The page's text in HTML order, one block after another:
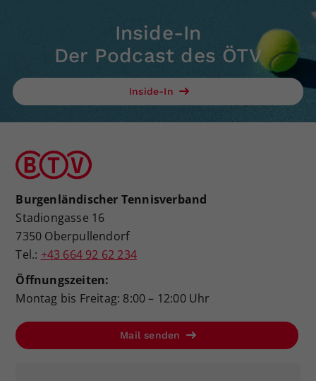
Inside-In
Der Podcast des ÖTV
Inside-In
Burgenländischer Tennisverband
Stadiongasse 16
7350 Oberpullendorf
Tel.: +43 664 92 62 234
Öffnungszeiten:
Montag bis Freitag: 8:00 – 12:00 Uhr
Mail senden